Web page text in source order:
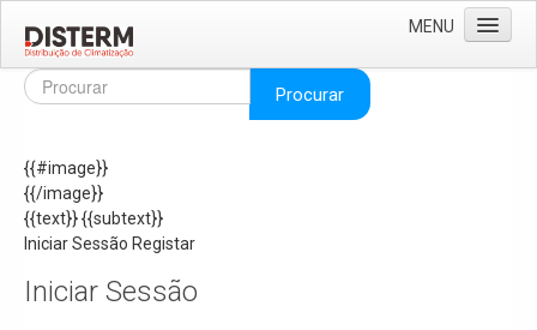
MENU
Home
Áreas de Negócio
Missão e Valores
As Nossas Marcas
Recrutamento
Procurar
{{#image}}
{{/image}}
{{text}}{{subtext}}
Iniciar Sessão Registar
Iniciar Sessão